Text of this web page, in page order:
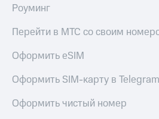
Роуминг
Перейти в МТС со своим
Оформить eSIM
Оформить SIM-карту в Telegram
Оформить чистый номер